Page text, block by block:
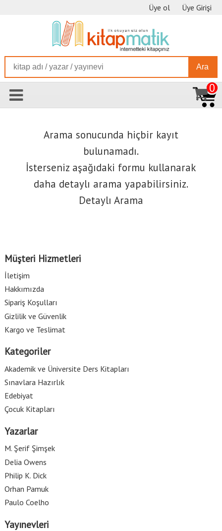
Üye ol Üye Girişi
Ara
0
Arama sonucunda hiçbir kayıt
bulunamadı.
İsterseniz aşağıdaki formu kullanarak
daha detaylı arama yapabilirsiniz.
Detaylı Arama
Müşteri Hizmetleri
İletişim
Hakkımızda
Sipariş Koşulları
Gizlilik ve Güvenlik
Kargo ve Teslimat
Kategoriler
Akademik ve Üniversite Ders Kitapları
Sınavlara Hazırlık
Edebiyat
Çocuk Kitapları
Yazarlar
M. Şerif Şimşek
Delia Owens
Philip K. Dick
Orhan Pamuk
Paulo Coelho
Yayınevleri